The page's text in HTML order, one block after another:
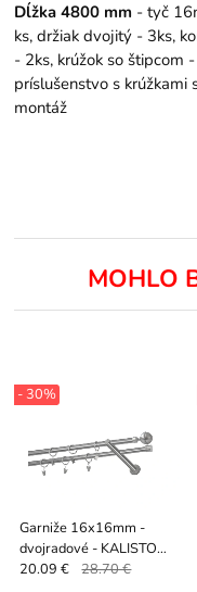
Dĺžka 4800 mm - tyč
ks, držiak dvojitý - 3ks,
- 2ks, krúžok so štipcom
príslušenstvo s krúžkami
montáž
MOHLO
Garniže 16x16mm -
dvojradové - KALISTO
CRYSTAL - satin
- 30%
20.09 € 28.70 €